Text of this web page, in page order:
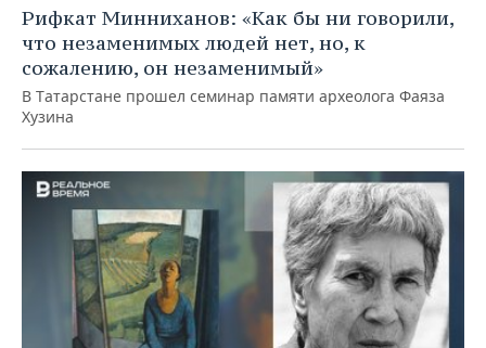
Рифкат Минниханов: «Как бы ни говорили,
что незаменимых людей нет, но, к
сожалению, он незаменимый»
В Татарстане прошел семинар памяти археолога Фаяза
Хузина